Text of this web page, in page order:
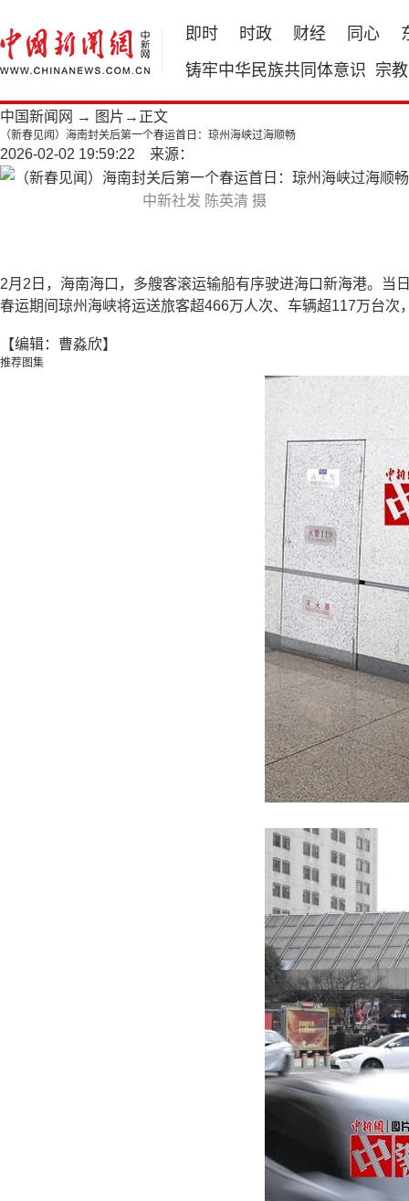
即时 时政 财经 同心
铸牢中华民族共同体意识 宗教
中国新闻网 → 图片 →正文
（新春见闻）海南封关后第一个春运首日：琼州海峡过海顺畅
2026-02-02 19:59:22 来源：
中新社发 陈英清 摄
2月2日，海南海口，多艘客滚运输船有序驶进海口新海港。当
春运期间琼州海峡将运送旅客超466万人次、车辆超117万台
【编辑：曹淼欣】
推荐图集